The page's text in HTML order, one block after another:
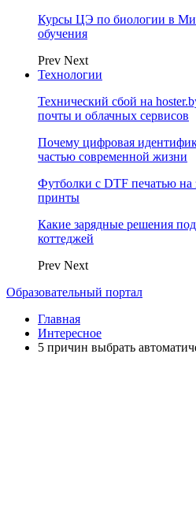
Курсы ЦЭ по биологии в
обучения
Prev Next
Технологии
Технический сбой на
почты и облачных сервисов
Почему цифровая
частью современной жизни
Футболки с DTF печатью на
принты
Какие зарядные решения
коттеджей
Prev Next
Образовательный портал
Главная
Интересное
5 причин выбрать